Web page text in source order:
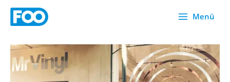
Zum
Inhalt
Menü
Wie
Mr.
Vinyl